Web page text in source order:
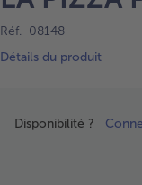
Réf. 08148
Détails du produit
Disponibilité ?